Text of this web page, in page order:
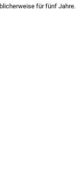
für fünf Jahre.